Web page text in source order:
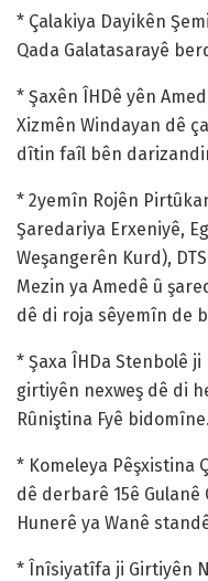
* Çalakiya Dayikên
Qada Galatasarayê
* Şaxên ÎHDê yên
Xizmên Windayan dê
dîtin faîl bên
* 2yemîn Rojên
Şaredariya Erxeniyê,
Weşangerên Kurd),
Mezin ya Amedê û
dê di roja sêyemîn de
* Şaxa ÎHDa Stenbolê
girtiyên nexweş dê di
Rûniştina Fyê
* Komeleya Pêşxistina
dê derbarê 15ê
Hunerê ya Wanê
* Înîsiyatîfa ji Girtiyên